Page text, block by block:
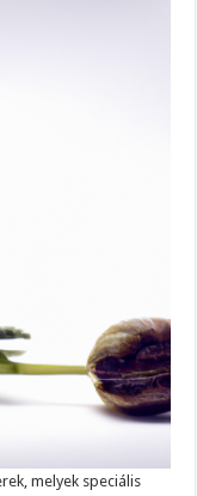
melyek speciális